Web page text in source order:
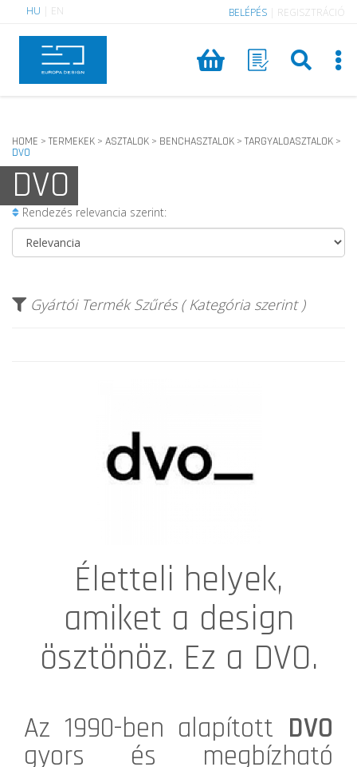
HU EN BELÉPÉS REGISZTRÁCIÓ
HOME > TERMEKEK > ASZTALOK > BENCHASZTALOK > TARGYALOASZTALOK >
DVO
DVO
Rendezés relevancia szerint:
Gyártói Termék Szűrés ( Kategória szerint )
Életteli helyek,
amiket a design
ösztönöz. Ez a DVO.
Az 1990-ben alapított DVO
gyors és megbízható